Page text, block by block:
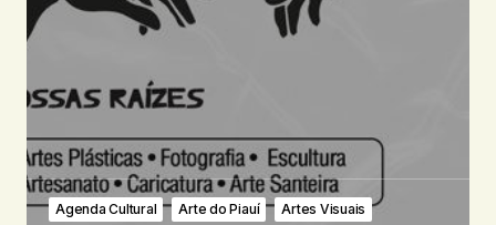
Agenda Cultural Arte do Piauí
Artes Visuais